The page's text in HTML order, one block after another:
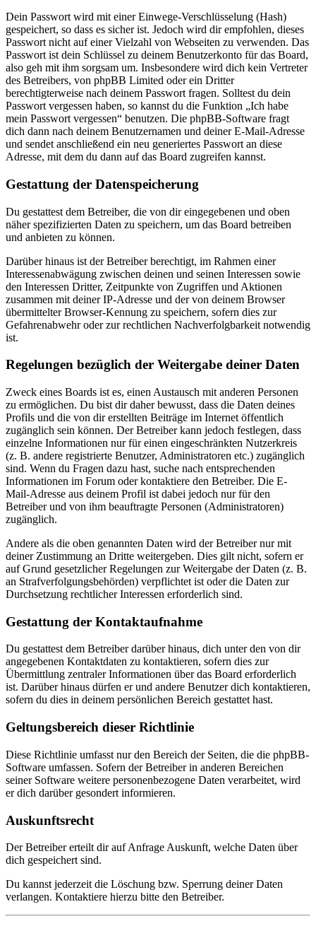
Dein Passwort wird mit einer Einwege-Verschlüsselung (Hash)
gespeichert, so dass es sicher ist. Jedoch wird dir empfohlen, dieses
Passwort nicht auf einer Vielzahl von Webseiten zu verwenden. Das
Passwort ist dein Schlüssel zu deinem Benutzerkonto für das Board,
also geh mit ihm sorgsam um. Insbesondere wird dich kein Vertreter
des Betreibers, von phpBB Limited oder ein Dritter
berechtigterweise nach deinem Passwort fragen. Solltest du dein
Passwort vergessen haben, so kannst du die Funktion „Ich habe
mein Passwort vergessen“ benutzen. Die phpBB-Software fragt
dich dann nach deinem Benutzernamen und deiner E-Mail-Adresse
und sendet anschließend ein neu generiertes Passwort an diese
Adresse, mit dem du dann auf das Board zugreifen kannst.
Gestattung der Datenspeicherung
Du gestattest dem Betreiber, die von dir eingegebenen und oben
näher spezifizierten Daten zu speichern, um das Board betreiben
und anbieten zu können.
Darüber hinaus ist der Betreiber berechtigt, im Rahmen einer
Interessenabwägung zwischen deinen und seinen Interessen sowie
den Interessen Dritter, Zeitpunkte von Zugriffen und Aktionen
zusammen mit deiner IP-Adresse und der von deinem Browser
übermittelter Browser-Kennung zu speichern, sofern dies zur
Gefahrenabwehr oder zur rechtlichen Nachverfolgbarkeit notwendig
ist.
Regelungen bezüglich der Weitergabe deiner Daten
Zweck eines Boards ist es, einen Austausch mit anderen Personen
zu ermöglichen. Du bist dir daher bewusst, dass die Daten deines
Profils und die von dir erstellten Beiträge im Internet öffentlich
zugänglich sein können. Der Betreiber kann jedoch festlegen, dass
einzelne Informationen nur für einen eingeschränkten Nutzerkreis
(z. B. andere registrierte Benutzer, Administratoren etc.) zugänglich
sind. Wenn du Fragen dazu hast, suche nach entsprechenden
Informationen im Forum oder kontaktiere den Betreiber. Die E-
Mail-Adresse aus deinem Profil ist dabei jedoch nur für den
Betreiber und von ihm beauftragte Personen (Administratoren)
zugänglich.
Andere als die oben genannten Daten wird der Betreiber nur mit
deiner Zustimmung an Dritte weitergeben. Dies gilt nicht, sofern er
auf Grund gesetzlicher Regelungen zur Weitergabe der Daten (z. B.
an Strafverfolgungsbehörden) verpflichtet ist oder die Daten zur
Durchsetzung rechtlicher Interessen erforderlich sind.
Gestattung der Kontaktaufnahme
Du gestattest dem Betreiber darüber hinaus, dich unter den von dir
angegebenen Kontaktdaten zu kontaktieren, sofern dies zur
Übermittlung zentraler Informationen über das Board erforderlich
ist. Darüber hinaus dürfen er und andere Benutzer dich kontaktieren,
sofern du dies in deinem persönlichen Bereich gestattet hast.
Geltungsbereich dieser Richtlinie
Diese Richtlinie umfasst nur den Bereich der Seiten, die die phpBB-
Software umfassen. Sofern der Betreiber in anderen Bereichen
seiner Software weitere personenbezogene Daten verarbeitet, wird
er dich darüber gesondert informieren.
Auskunftsrecht
Der Betreiber erteilt dir auf Anfrage Auskunft, welche Daten über
dich gespeichert sind.
Du kannst jederzeit die Löschung bzw. Sperrung deiner Daten
verlangen. Kontaktiere hierzu bitte den Betreiber.